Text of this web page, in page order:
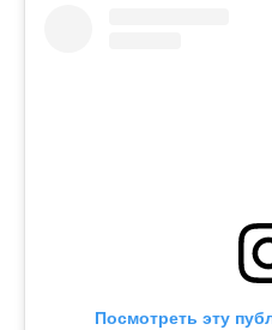
Посмотреть эту